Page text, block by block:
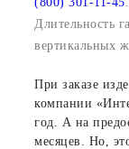
Длительность
вертикальных
При заказе
компании
год. А на
месяцев. Но,